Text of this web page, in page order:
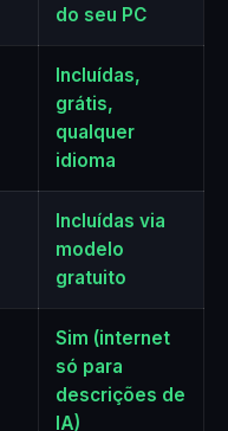
do seu PC
Incluídas,
grátis,
qualquer
idioma
Incluídas via
modelo
gratuito
Sim (internet
só para
descrições de
IA)